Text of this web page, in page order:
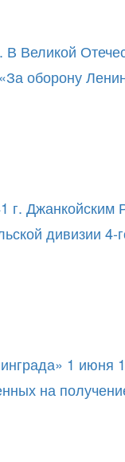
оборону
г.
дивизии 4-
1 июня
на